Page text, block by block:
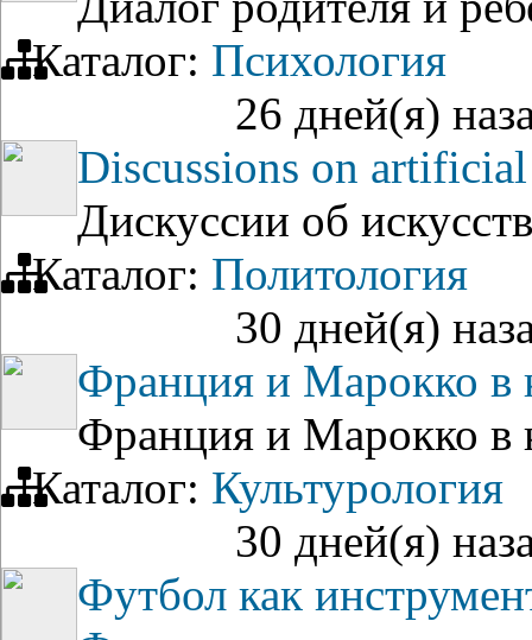
Каталог: Психология
26 дней(я)
Discussions on
Дискуссии об
Каталог: Политология
30 дней(я)
Франция и Марокко в
Франция и Марокко в
Каталог: Культурология
30 дней(я)
Футбол как